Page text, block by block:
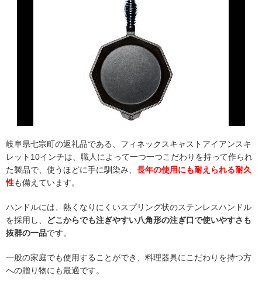
岐阜県七宗町の返礼品である、フィネックスキャストアイアンスキ
レット10インチは、職人によって一つ一つこだわりを持って作られ
た製品で、使うほどに手に馴染み、 長年の使用にも耐えられる耐久
性も備えています。
ハンドルには、熱くなりにくいスプリング状のステンレスハンドル
を採用し、
どこからでも注ぎやすい八角形の注ぎ口で使いやすさも
抜群の一品です。
一般の家庭でも使用することができ、料理器具にこだわりを持つ方
への贈り物にも最適です。